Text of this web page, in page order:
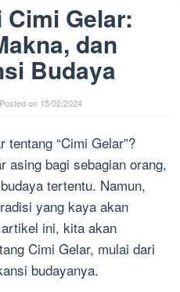
Gelar:
dan
Budaya
Posted on 15/02/2024
tentang “Cimi Gelar”?
asing bagi sebagian orang,
tertentu. Namun,
yang kaya akan
ini, kita akan
Cimi Gelar, mulai dari
budayanya.